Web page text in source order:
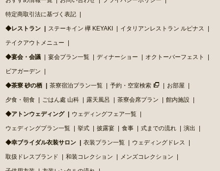
特定商取引法に基づく表記
◆レストラン ステーキイン 欅 KEYAKI イタリアンレストラン ルピナス
テイクアウトメニュー
◆宴会・会議 宴会プラン一覧 ディナーショー オクトーバーフェスト
ビアガーデン
◆茶寮 砂の栖 茶寮宿泊プラン一覧 予約・空室検索 お部屋
夕食・朝食 ごはん處 山科 露天風呂 茶寮会席プラン 館内施設
◆アトンウェディング ウェディングフェア一覧
ウェディングプラン一覧 挙式 披露宴 食事 式までの流れ 演出
◆幸ブライダル衣装サロン 衣装プラン一覧 ウェディングドレス
取扱ドレスブランド 和装コレクション メンズコレクション